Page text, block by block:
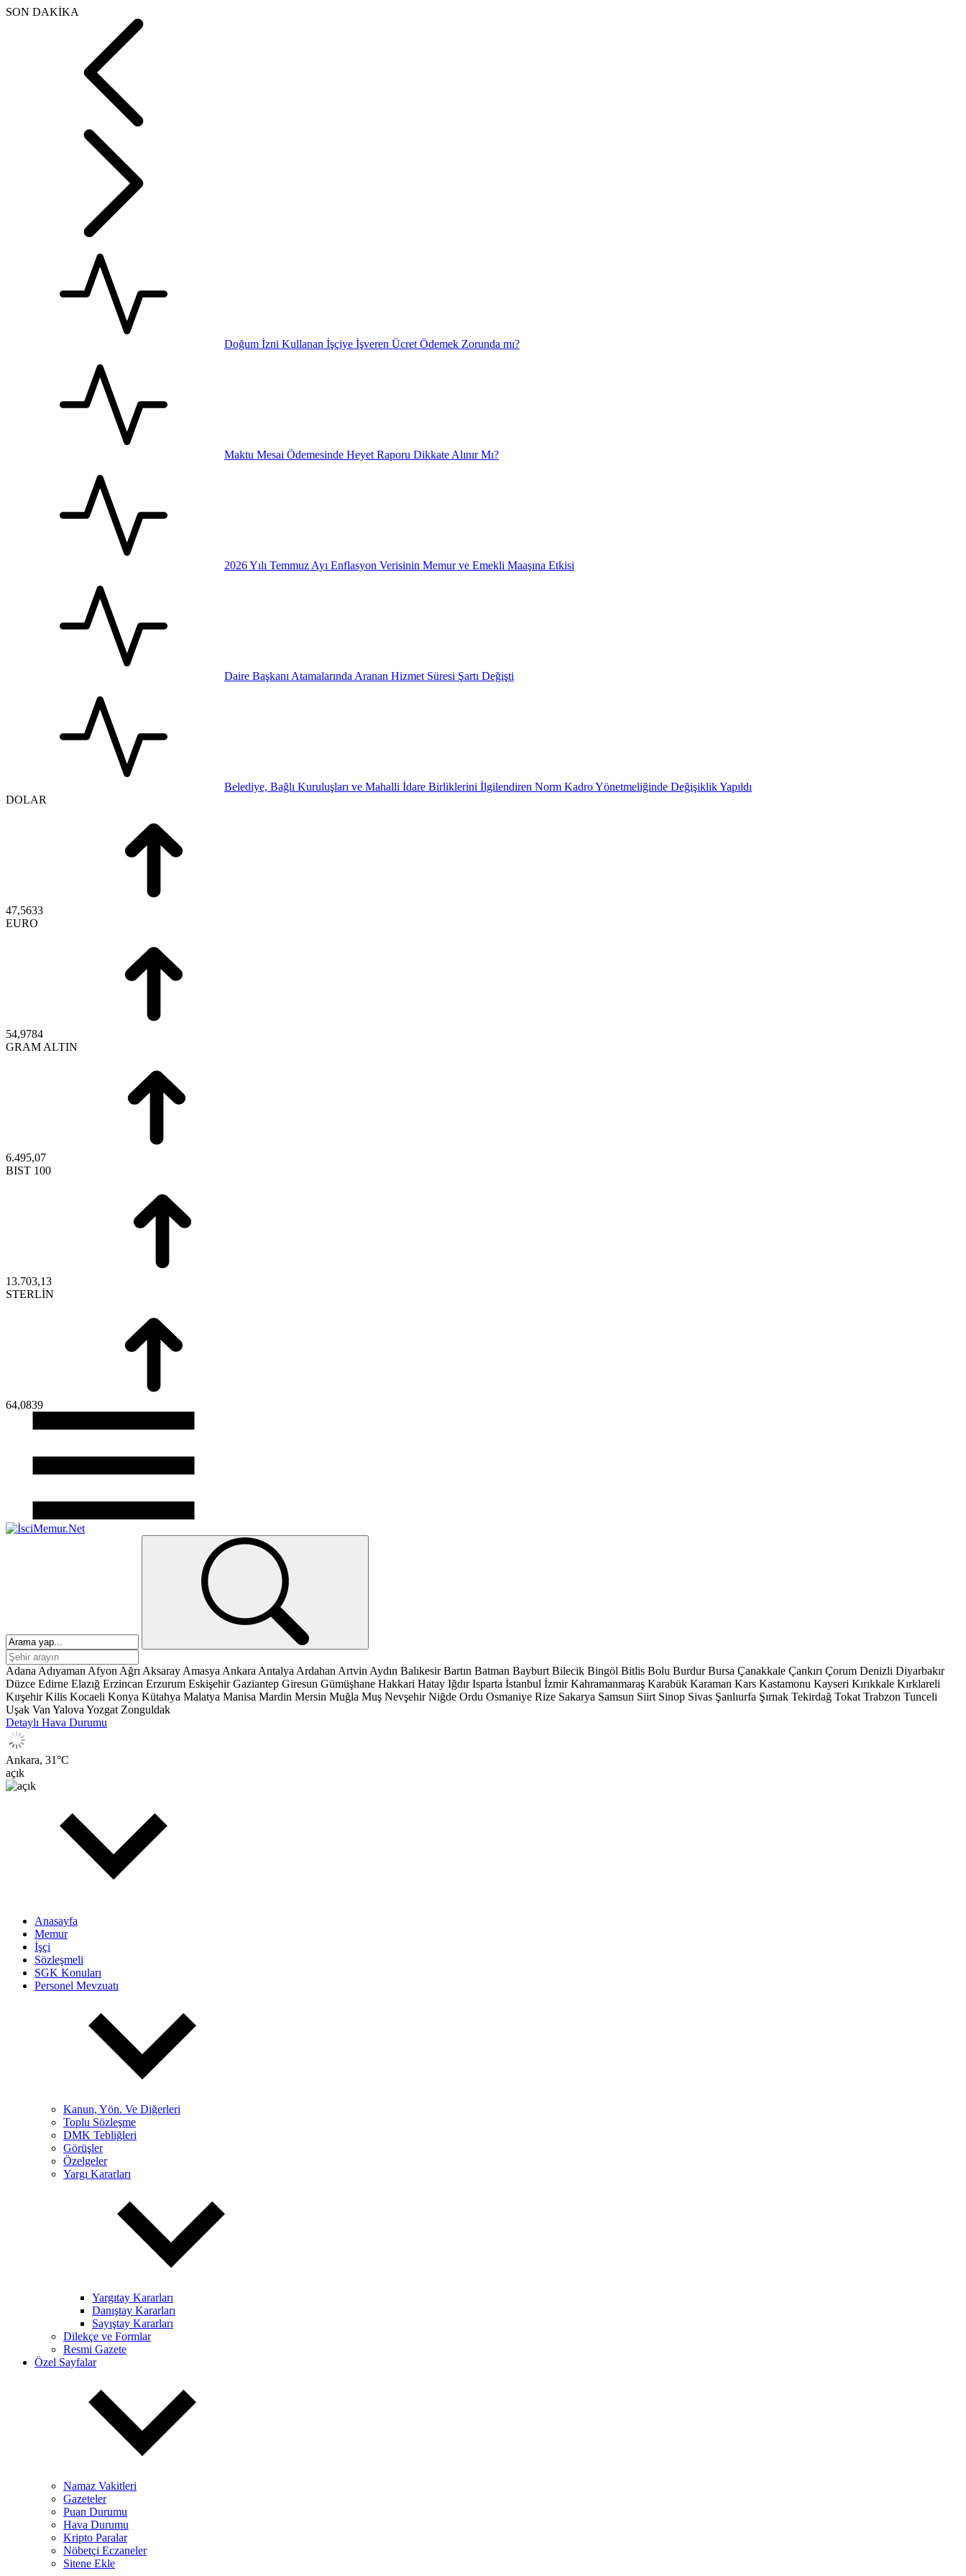
SON DAKİKA
Doğum İzni Kullanan İşçiye İşveren Ücret Ödemek Zorunda mı?
Maktu Mesai Ödemesinde Heyet Raporu Dikkate Alınır Mı?
2026 Yılı Temmuz Ayı Enflasyon Verisinin Memur ve Emekli Maaşına Etkisi
Daire Başkanı Atamalarında Aranan Hizmet Süresi Şartı Değişti
Belediye, Bağlı Kuruluşları ve Mahalli İdare Birliklerini İlgilendiren Norm Kadro Yönetmeliğinde Değişiklik Yapıldı
DOLAR
47,5633
EURO
54,9784
GRAM ALTIN
6.495,07
BIST 100
13.703,13
STERLİN
64,0839
Adana Adıyaman Afyon Ağrı Aksaray Amasya Ankara Antalya Ardahan Artvin Aydın Balıkesir Bartın Batman Bayburt Bilecik Bingöl Bitlis Bolu Burdur Bursa Çanakkale Çankırı Çorum Denizli Diyarbakır
Düzce Edirne Elazığ Erzincan Erzurum Eskişehir Gaziantep Giresun Gümüşhane Hakkari Hatay Iğdır Isparta İstanbul İzmir Kahramanmaraş Karabük Karaman Kars Kastamonu Kayseri Kırıkkale Kırklareli
Kırşehir Kilis Kocaeli Konya Kütahya Malatya Manisa Mardin Mersin Muğla Muş Nevşehir Niğde Ordu Osmaniye Rize Sakarya Samsun Siirt Sinop Sivas Şanlıurfa Şırnak Tekirdağ Tokat Trabzon Tunceli
Uşak Van Yalova Yozgat Zonguldak
Detaylı Hava Durumu
Ankara, 31°C
açık
Anasayfa
Memur
İşçi
Sözleşmeli
SGK Konuları
Personel Mevzuatı
Kanun, Yön. Ve Diğerleri
Toplu Sözleşme
DMK Tebliğleri
Görüşler
Özelgeler
Yargı Kararları
Yargıtay Kararları
Danıştay Kararları
Sayıştay Kararları
Dilekçe ve Formlar
Resmi Gazete
Özel Sayfalar
Namaz Vakitleri
Gazeteler
Puan Durumu
Hava Durumu
Kripto Paralar
Nöbetçi Eczaneler
Sitene Ekle